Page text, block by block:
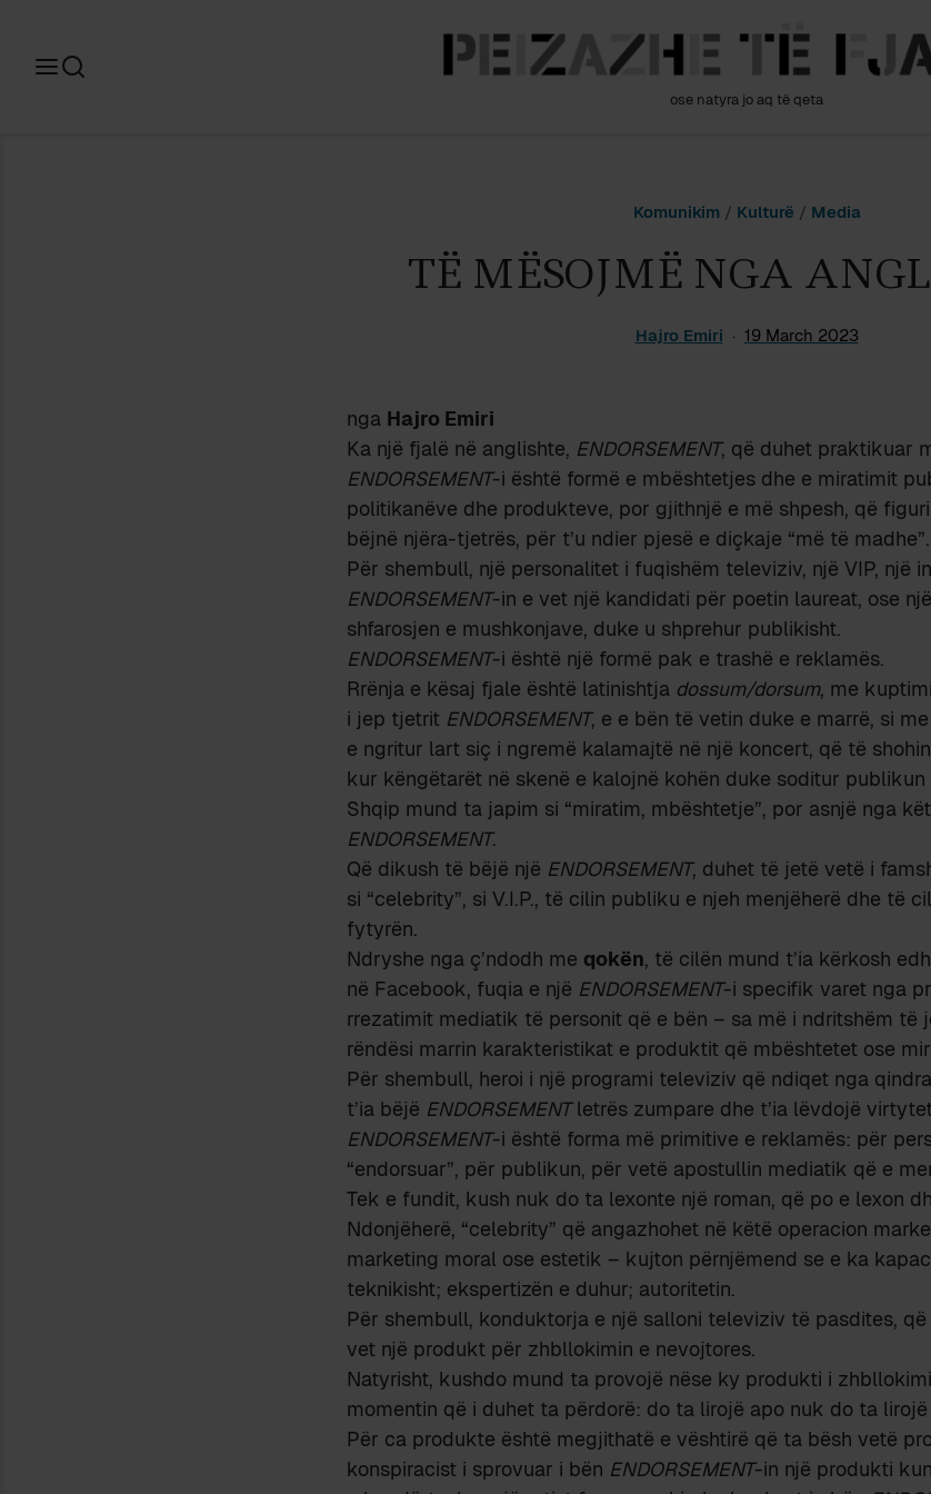
ose natyra jo aq të qeta
Komunikim / Kulturë / Media
TË MËSOJMË NGA
Hajro Emiri 19 March 2023
nga Hajro Emiri
Ka një fjalë në anglishte, ENDORSEMENT, që duhet praktikuar
ENDORSEMENT-i është formë e mbështetjes dhe e miratimit
politikanëve dhe produkteve, por gjithnjë e më shpesh, që
bëjnë njëra-tjetrës, për t’u ndier pjesë e diçkaje “më të madhe”.
Për shembull, një personalitet i fuqishëm televiziv, një VIP, një
ENDORSEMENT-in e vet një kandidati për poetin laureat, ose
shfarosjen e mushkonjave, duke u shprehur publikisht.
ENDORSEMENT-i është një formë pak e trashë e reklamës.
Rrënja e kësaj fjale është latinishtja dossum/dorsum, me
i jep tjetrit ENDORSEMENT, e e bën të vetin duke e marrë, si
e ngritur lart siç i ngremë kalamajtë në një koncert, që të
kur këngëtarët në skenë e kalojnë kohën duke soditur publikun
Shqip mund ta japim si “miratim, mbështetje”, por asnjë nga
ENDORSEMENT.
Që dikush të bëjë një ENDORSEMENT, duhet të jetë vetë i
si “celebrity”, si V.I.P., të cilin publiku e njeh menjëherë dhe të
fytyrën.
Ndryshe nga ç’ndodh me qokën, të cilën mund t’ia kërkosh
në Facebook, fuqia e një ENDORSEMENT-i specifik varet nga
rrezatimit mediatik të personit që e bën – sa më i ndritshëm të
rëndësi marrin karakteristikat e produktit që mbështetet ose
Për shembull, heroi i një programi televiziv që ndiqet nga
t’ia bëjë ENDORSEMENTletrës zumpare dhe t’ia lëvdojë
ENDORSEMENT-i është forma më primitive e reklamës: për
“endorsuar”, për publikun, për vetë apostullin mediatik që e
Tek e fundit, kush nuk do ta lexonte një roman, që po e lexon
Ndonjëherë, “celebrity” që angazhohet në këtë operacion
marketing moral ose estetik – kujton përnjëmend se e ka
teknikisht; ekspertizën e duhur; autoritetin.
Për shembull, konduktorja e një salloni televiziv të pasdites,
vet një produkt për zhbllokimin e nevojtores.
Natyrisht, kushdo mund ta provojë nëse ky produkti i
momentin që i duhet ta përdorë: do ta lirojë apo nuk do ta
Për ca produkte është megjithatë e vështirë që ta bësh vetë
konspiracist i sprovuar i bën ENDORSEMENT-in një produkti